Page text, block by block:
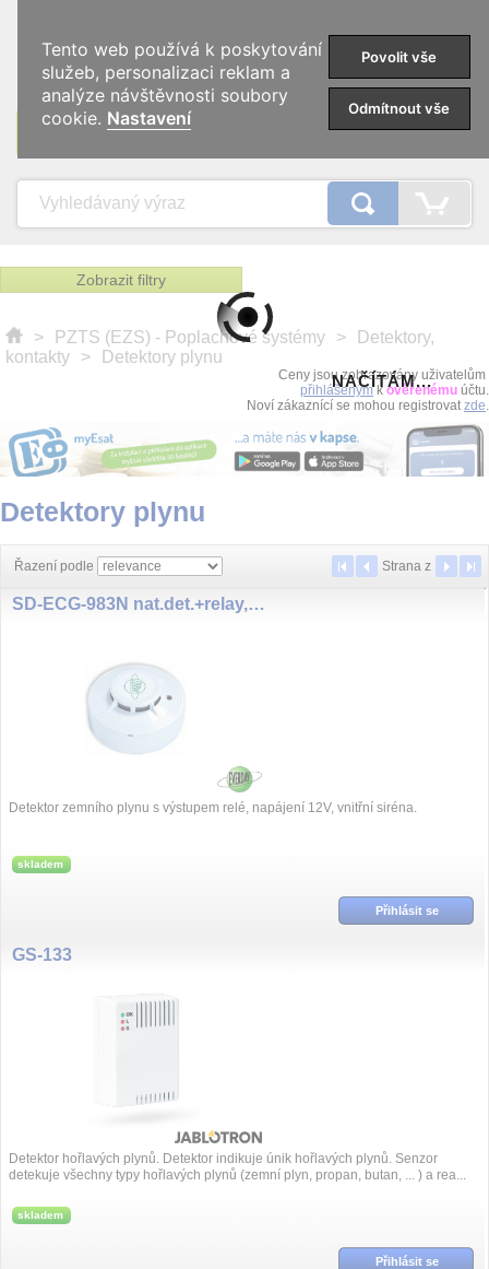
KATEGORIE
Zobrazit filtry
> PZTS (EZS) - Poplachové systémy >
Detektory,
kontakty
> Detektory plynu
Ceny jsou zobrazovány uživatelům
přihlášenýmk ověřenému účtu.
Noví zákaznící se mohou registrovatzde.
Detektory plynu
Řazení podle Strana z
NAČÍTÁM...
SD-ECG-983N nat.det.+relay,12V
Detektor zemního plynu s výstupem relé, napájení 12V, vnitřní siréna.
skladem
Přihlásit se
GS-133
Detektor hořlavých plynů. Detektor indikuje únik hořlavých plynů. Senzor
detekuje všechny typy hořlavých plynů (zemní plyn, propan, butan, ... ) a rea...
skladem
Přihlásit se
Tento web používá k poskytování
služeb, personalizaci reklam a
analýze návštěvnosti soubory
cookie. Nastavení
Povolit vše
Odmítnout vše